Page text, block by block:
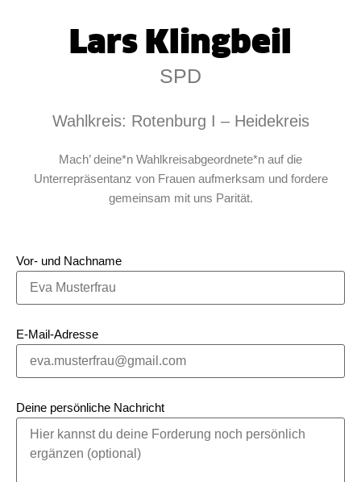
Lars Klingbeil
SPD
Wahlkreis: Rotenburg I – Heidekreis
Mach’ deine*n Wahlkreisabgeordnete*n auf die
Unterrepräsentanz von Frauen aufmerksam und fordere
gemeinsam mit uns Parität.
Vor- und Nachname
E-Mail-Adresse
Deine persönliche Nachricht